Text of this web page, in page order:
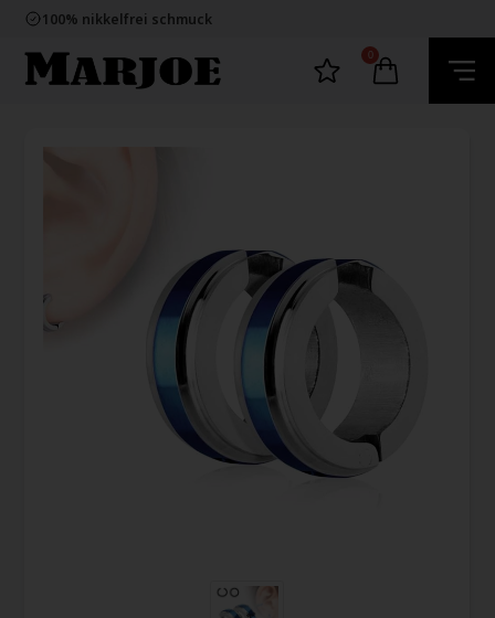
100% nikkelfrei schmuck
60 Tage Rückgabe
E-mark webshop
100% nikkelfrei schmuck
0